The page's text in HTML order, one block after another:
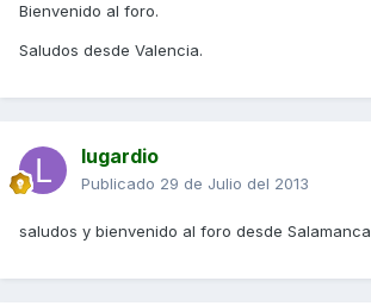
Bienvenido al foro.
Saludos desde Valencia.
lugardio
Publicado 29 de Julio del 2013
saludos y bienvenido al foro desde Salamanca